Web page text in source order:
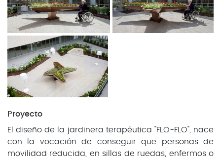
Proyecto
El diseño de la jardinera terapéutica "FLO-FLO", nace
con la vocación de conseguir que personas de
movilidad reducida, en sillas de ruedas, enfermos o